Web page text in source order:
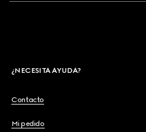
¿NECESITA AYUDA?
Contacto
Mi pedido